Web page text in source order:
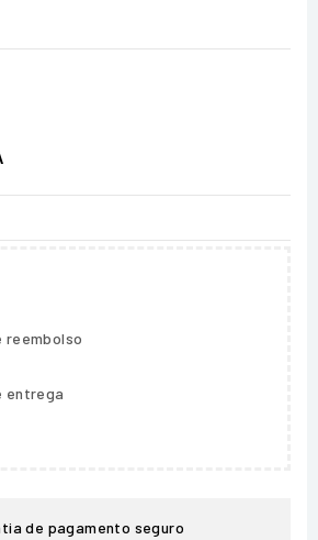
reembolso
entrega
de pagamento seguro